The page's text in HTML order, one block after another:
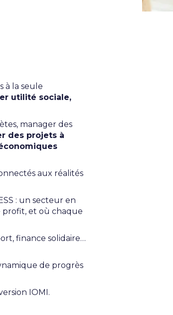
à la seule
utilité sociale,
manager des
des projets à
aux réalités
: un secteur en
profit, et où chaque
finance solidaire…
de progrès
IOMI.